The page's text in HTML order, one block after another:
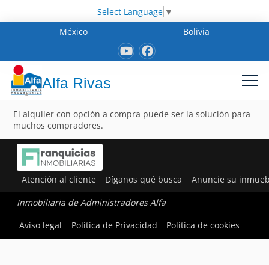
Select Language ▼
México
Bolivia
Alfa Rivas
El alquiler con opción a compra puede ser la solución para
muchos compradores.
Atención al cliente Díganos qué busca Anuncie su
Inmobiliaria de Administradores Alfa
Aviso legal
Política de Privacidad Política de cookies